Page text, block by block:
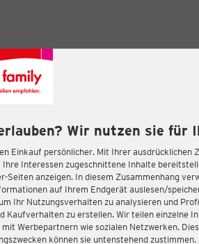
Wir nutzen sie für
Einkauf persönlicher. Mit Ihrer
Ihre Interessen zugeschnittene Inhalte
Seiten anzeigen. In diesem Zusammenhang
auf Ihrem Endgerät auslesen/
Ihr Nutzungsverhalten zu analysieren und
Kaufverhalten zu erstellen. Wir teilen einzelne
Werbepartnern wie sozialen Netzwerken.
können sie untenstehend